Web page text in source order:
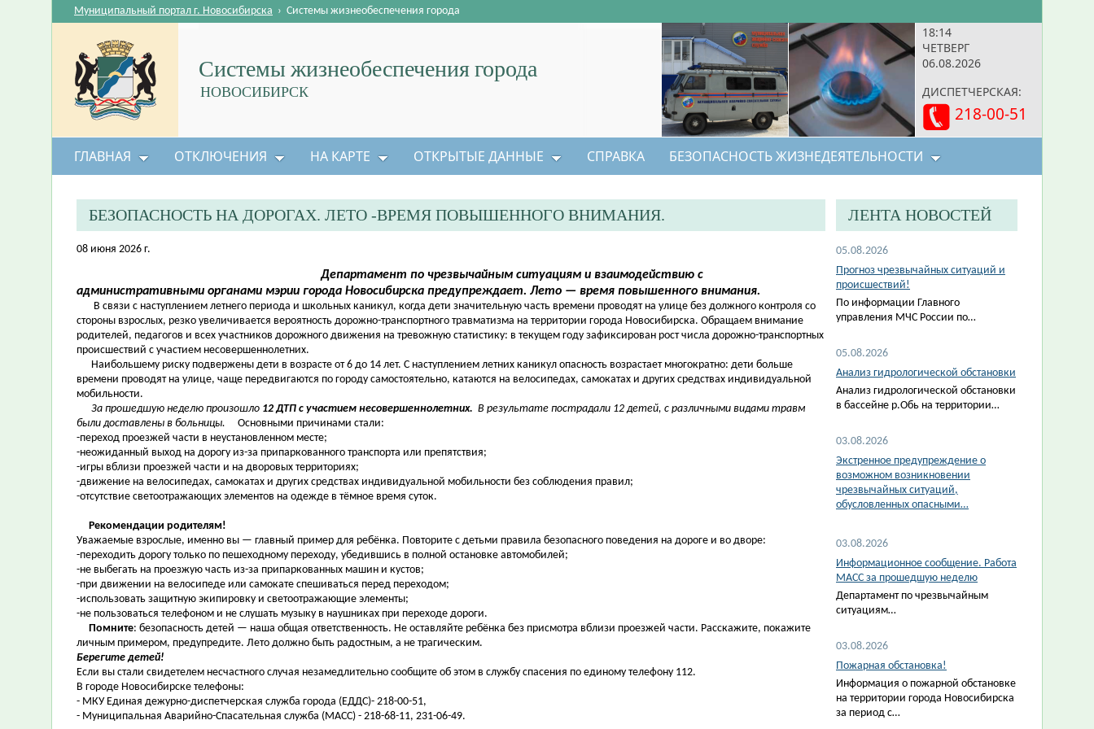
18:14
ЧЕТВЕРГ
06.08.2026
ДИСПЕТЧЕРСКАЯ:
218-00-51
Системы жизнеобеспечения города
НОВОСИБИРСК
Муниципальный портал г. Новосибирска › Системы жизнеобеспечения города
ГЛАВНАЯ ОТКЛЮЧЕНИЯ НА КАРТЕ ОТКРЫТЫЕ ДАННЫЕ СПРАВКА БЕЗОПАСНОСТЬ ЖИЗНЕДЕЯТЕЛЬНОСТИ
БЕЗОПАСНОСТЬ НА ДОРОГАХ. ЛЕТО -ВРЕМЯ ПОВЫШЕННОГО ВНИМАНИЯ.
08 июня 2026 г.
Департамент по чрезвычайным ситуациям и взаимодействию с
административными органами мэрии города Новосибирска предупреждает. Лето — время повышенного внимания.
В связи с наступлением летнего периода и школьных каникул, когда дети значительную часть времени проводят на улице без должного контроля со
стороны взрослых, резко увеличивается вероятность дорожно-транспортного травматизма на территории города Новосибирска. Обращаем внимание
родителей, педагогов и всех участников дорожного движения на тревожную статистику: в текущем году зафиксирован рост числа дорожно-транспортных
происшествий с участием несовершеннолетних.
Наибольшему риску подвержены дети в возрасте от 6 до 14 лет. С наступлением летних каникул опасность возрастает многократно: дети больше
времени проводят на улице, чаще передвигаются по городу самостоятельно, катаются на велосипедах, самокатах и других средствах индивидуальной
мобильности.
За прошедшую неделю произошло 12 ДТП с участием несовершеннолетних. В результате пострадали 12 детей, с различными видами травм
были доставлены в больницы. Основными причинами стали:
-переход проезжей части в неустановленном месте;
-неожиданный выход на дорогу из-за припаркованного транспорта или препятствия;
-игры вблизи проезжей части и на дворовых территориях;
-движение на велосипедах, самокатах и других средствах индивидуальной мобильности без соблюдения правил;
-отсутствие светоотражающих элементов на одежде в тёмное время суток.
Рекомендации родителям!
Уважаемые взрослые, именно вы — главный пример для ребёнка. Повторите с детьми правила безопасного поведения на дороге и во дворе:
-переходить дорогу только по пешеходному переходу, убедившись в полной остановке автомобилей;
-не выбегать на проезжую часть из-за припаркованных машин и кустов;
-при движении на велосипеде или самокате спешиваться перед переходом;
-использовать защитную экипировку и светоотражающие элементы;
-не пользоваться телефоном и не слушать музыку в наушниках при переходе дороги.
Помните: безопасность детей — наша общая ответственность. Не оставляйте ребёнка без присмотра вблизи проезжей части. Расскажите, покажите
личным примером, предупредите. Лето должно быть радостным, а не трагическим.
Берегите детей!
Если вы стали свидетелем несчастного случая незамедлительно сообщите об этом в службу спасения по единому телефону 112.
В городе Новосибирске телефоны:
- МКУ Единая дежурно-диспетчерская служба города (ЕДДС)- 218-00-51,
- Муниципальная Аварийно-Спасательная служба (МАСС) - 218-68-11, 231-06-49.
ЛЕНТА НОВОСТЕЙ
05.08.2026
Прогноз чрезвычайных ситуаций и
происшествий!
По информации Главного
управления МЧС России по…
05.08.2026
Анализ гидрологической обстановки
Анализ гидрологической обстановки
в бассейне р.Обь на территории…
03.08.2026
Экстренное предупреждение о
возможном возникновении
чрезвычайных ситуаций,
обусловленных опасными…
03.08.2026
Информационное сообщение. Работа
МАСС за прошедшую неделю
Департамент по чрезвычайным
ситуациям…
03.08.2026
Пожарная обстановка!
Информация о пожарной обстановке
на территории города Новосибирска
за период с…